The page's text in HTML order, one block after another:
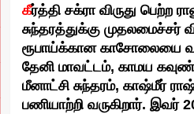
கீர்த்தி சக்ரா விருது பெற்ற
சுந்தரத்துக்கு முதலமைச்சர்
ரூபாய்க்கான காசோலையை
தேனி மாவட்டம், காமய
மீனாட்சி சுந்தரம், காஷ்மீர்
பணியாற்றி வருகிறார்.